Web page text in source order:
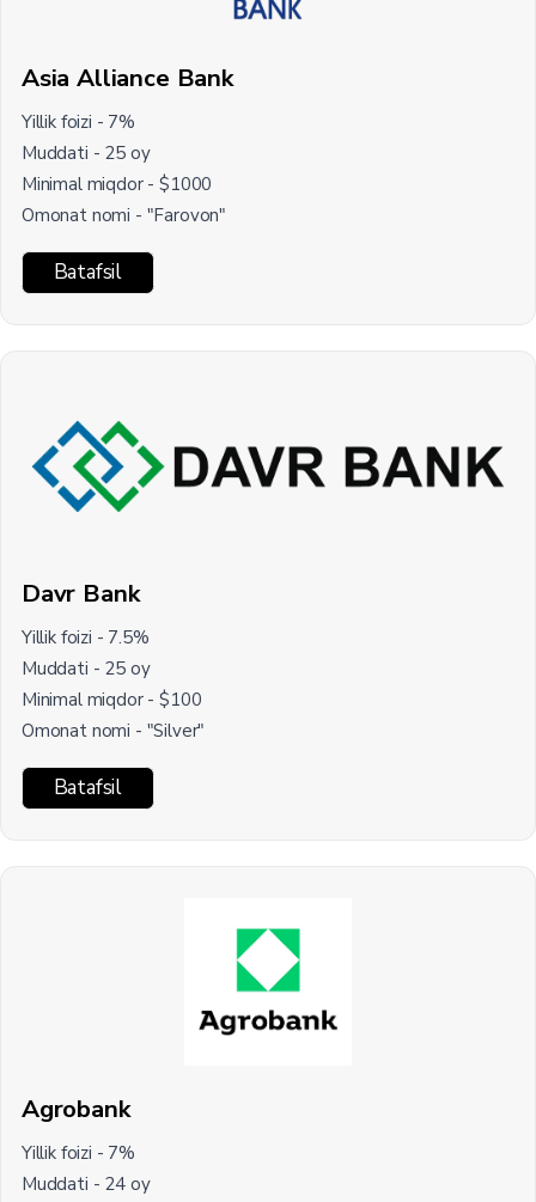
Asia Alliance Bank
Yillik foizi - 7%
Muddati - 25 oy
Minimal miqdor - $1000
Omonat nomi - "Farovon"
Batafsil
Davr Bank
Yillik foizi - 7.5%
Muddati - 25 oy
Minimal miqdor - $100
Omonat nomi - "Silver"
Batafsil
Agrobank
Yillik foizi - 7%
Muddati - 24 oy